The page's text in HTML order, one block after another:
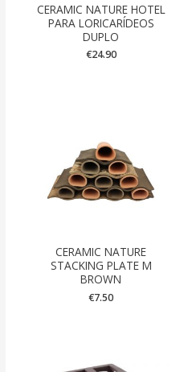
CERAMIC NATURE HOTEL
PARA LORICARÍDEOS
DUPLO
€24.90
CERAMIC NATURE
STACKING PLATE M
BROWN
€7.50